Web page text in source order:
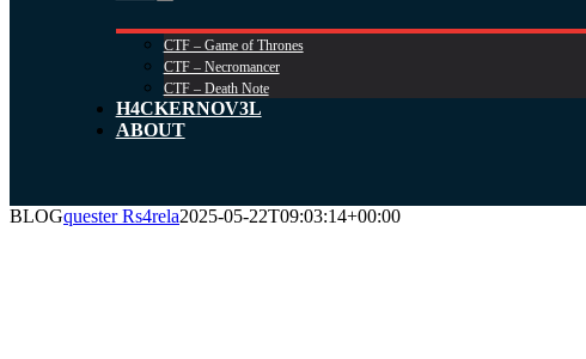
CTF – Game of Thrones
CTF – Necromancer
CTF – Death Note
H4CKERNOV3L
ABOUT
BLOGquester Rs4rela2025-05-22T09:03:14+00:00